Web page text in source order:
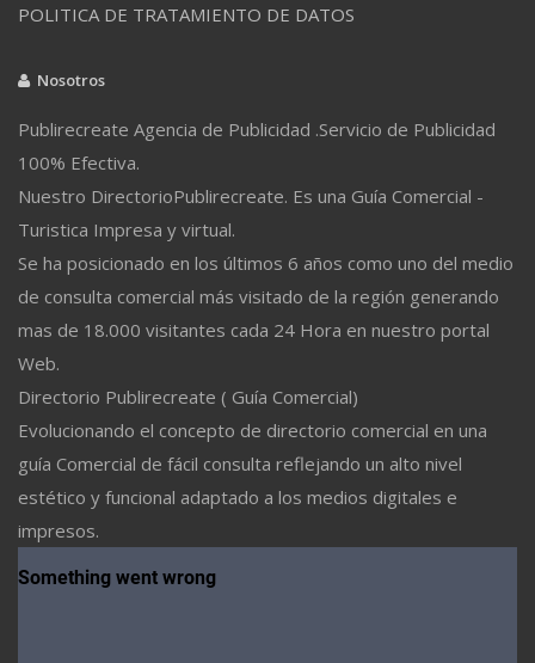
POLITICA DE TRATAMIENTO DE DATOS
Nosotros
Publirecreate Agencia de Publicidad .Servicio de Publicidad
100% Efectiva.
Nuestro DirectorioPublirecreate. Es una Guía Comercial -
Turistica Impresa y virtual.
Se ha posicionado en los últimos 6 años como uno del medio
de consulta comercial más visitado de la región generando
mas de 18.000 visitantes cada 24 Hora en nuestro portal
Web.
Directorio Publirecreate ( Guía Comercial)
Evolucionando el concepto de directorio comercial en una
guía Comercial de fácil consulta reflejando un alto nivel
estético y funcional adaptado a los medios digitales e
impresos.